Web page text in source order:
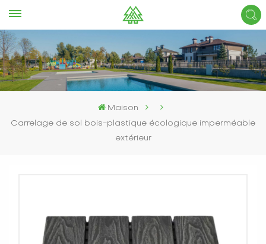
Maison
Carrelage de sol bois-plastique écologique imperméable
extérieur